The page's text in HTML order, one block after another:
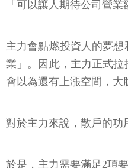
「可以讓人期待公司營業
主力會點燃投資人的夢
業」。因此，主力正式
會以為還有上漲空間，大
對於主力來說，散戶的功
於是，主力需要滿足2項